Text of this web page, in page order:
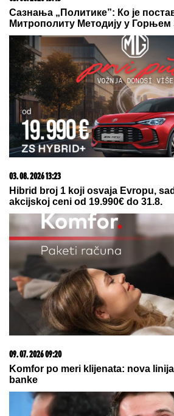
23. 07. 2026 12:47
Zašto sve više ljudi bira večeru koja
06. 08. 2026 06:38
Da li je genetika zaslužna za
05. 08. 2026 15:45